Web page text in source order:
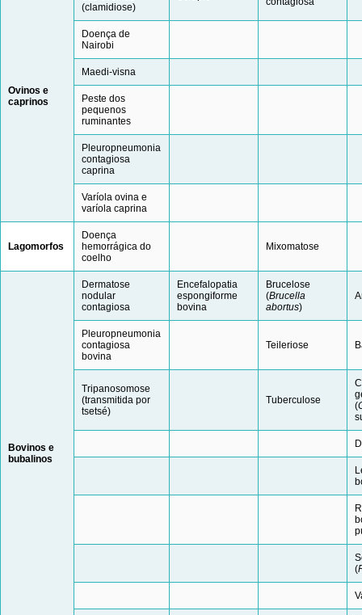
Ovinos e
caprinos
(clamidiose)
Doença de
Nairobi
Maedi-visna
Peste dos
pequenos
ruminantes
Pleuropneumonia
contagiosa
caprina
Varíola ovina e
varíola caprina
Lagomorfos
Doença
hemorrágica do
coelho
Mixomatose
Bovinos e
bubalinos
Dermatose
nodular
contagiosa
Encefalopatia
espongiforme
bovina
Brucelose
(Brucella
abortus)
Pleuropneumonia
contagiosa
bovina
Teileriose
Tripanosomose
(transmitida por
tsetsé)
Tuberculose
(
(